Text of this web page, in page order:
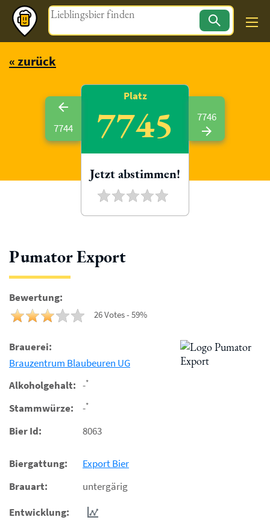
Magazin
« zurück
Pumator Export
Bewertung:
26 Votes - 59%
Brauerei:
Brauzentrum Blaubeuren UG
Alkoholgehalt: -*
Stammwürze: -*
Bier Id: 8063
Biergattung:
Export Bier
Brauart:
untergärig
Entwicklung:
7744
Platz
7745
Jetzt abstimmen!
7746